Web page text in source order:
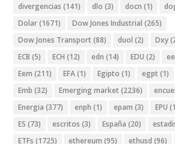
divergencias (141) dlo (3) docn (1)
Dolar(1671) Dow Jones Industrial (265)
Dow Jones Transport (88) duol (2) Dxy
ECB (5) ECH (12) edn (14) EDU (2)
Eem (211) EFA(1) Egipto (1) egpt (1)
Emb (32) Emerging market (2236)
Energia (377) enph (1) epam (3) EPU
ES (73) escritos (3) España (20)
ETFs (1725) ethereum (95) ethusd (96)